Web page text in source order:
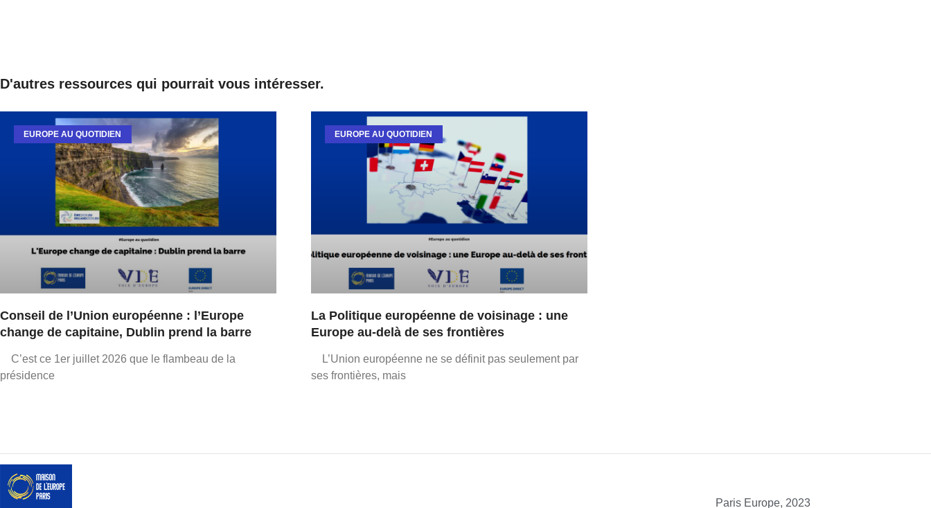
D'autres ressources qui pourrait vous intéresser.
EUROPE AU QUOTIDIEN
Conseil de l’Union européenne : l’Europe
change de capitaine, Dublin prend la barre
C’est ce 1er juillet 2026 que le flambeau de la
présidence
EUROPE AU QUOTIDIEN
La Politique européenne de voisinage : une
Europe au-delà de ses frontières
L’Union européenne ne se définit pas seulement par
ses frontières, mais
Paris Europe, 2023